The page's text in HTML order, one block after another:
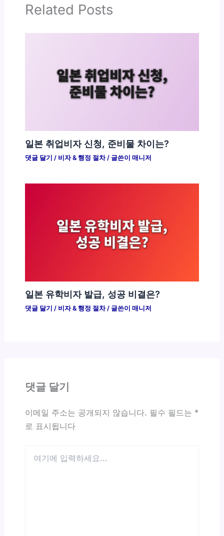
Related Posts
일본 취업비자 신청, 준비물 차이는?
댓글 달기 / 비자 & 행정 절차/ 글쓴이 매니저
일본 유학비자 발급, 성공 비결은?
댓글 달기 / 비자 & 행정 절차/ 글쓴이 매니저
댓글 달기
이메일 주소는 공개되지 않습니다. 필수 필드는 *
로 표시됩니다